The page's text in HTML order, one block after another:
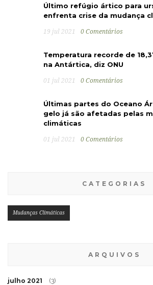
Último refúgio ártico para
enfrenta crise da mudança
19 jul 2021 0 Comentários
Temperatura recorde de
na Antártica, diz ONU
01 jul 2021 0 Comentários
Últimas partes do Oceano
gelo já são afetadas pelas
climáticas
01 jul 2021 0 Comentários
CATEGORIAS
Mudanças Climáticas
ARQUIVOS
julho 2021 (3)